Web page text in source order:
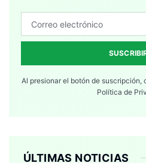
Al presionar el botón de suscripción,
Política de
ÚLTIMAS NOTICIAS